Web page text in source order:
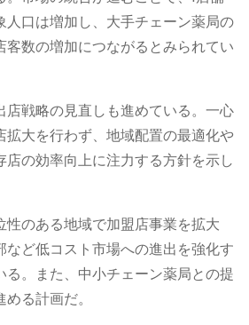
人口は増加し、大手チェーン薬局の
客数の増加につながるとみられてい
店戦略の見直しも進めている。一心
拡大を行わず、地域配置の最適化や
の効率向上に注力する方針を示し
性のある地域で加盟店事業を拡大
など低コスト市場への進出を強化す
る。また、中小チェーン薬局との提
る計画だ。